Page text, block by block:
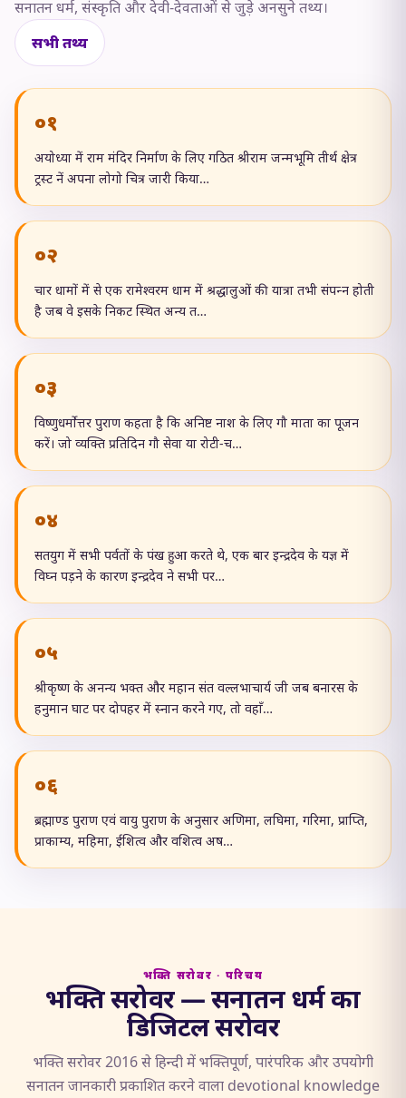
सनातन धर्म, संस्कृति और देवी-देवताओं से जुड़े अनसुने तथ्य।
सभी तथ्य
०१
अयोध्या में राम मंदिर निर्माण के लिए गठित श्रीराम जन्मभूमि तीर्थ क्षेत्र
ट्रस्ट नें अपना लोगो चित्र जारी किया…
०२
चार धामों में से एक रामेश्‍वरम धाम में श्रद्धालुओं की यात्रा तभी संपन्‍न होती
है जब वे इसके निकट स्थित अन्‍य त…
०३
विष्णुधर्मोत्तर पुराण कहता है कि अनिष्ट नाश के लिए गौ माता का पूजन
करें। जो व्यक्ति प्रतिदिन गौ सेवा या रोटी-च…
०४
सतयुग में सभी पर्वतों के पंख हुआ करते थे, एक बार इन्द्रदेव के यज्ञ में
विघ्न पड़ने के कारण इन्द्रदेव ने सभी पर…
०५
श्रीकृष्ण के अनन्य भक्त और महान संत वल्लभाचार्य जी जब बनारस के
हनुमान घाट पर दोपहर में स्नान करने गए, तो वहाँ…
०६
ब्रह्माण्ड पुराण एवं वायु पुराण के अनुसार अणिमा, लघिमा, गरिमा, प्राप्ति,
प्राकाम्य, महिमा, ईशित्व और वशित्व अष…
भक्ति सरोवर · परिचय
भक्ति सरोवर — सनातन धर्म का
डिजिटल सरोवर
भक्ति सरोवर 2016 से हिन्दी में भक्तिपूर्ण, पारंपरिक और उपयोगी
सनातन जानकारी प्रकाशित करने वाला devotional knowledge